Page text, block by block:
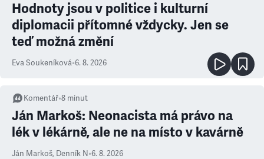
Hodnoty jsou v politice i kulturní
diplomacii přítomné vždycky. Jen se
teď možná změní
Eva Soukeníková•6. 8. 2026
Komentář•8 minut
Ján Markoš: Neonacista má právo na
lék v lékárně, ale ne na místo v kavárně
Ján Markoš, Denník N•6. 8. 2026